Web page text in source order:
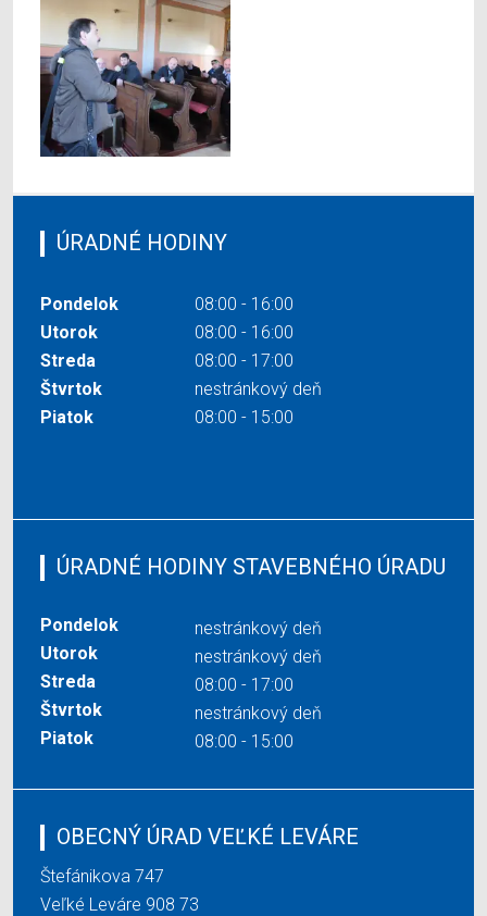
ÚRADNÉ HODINY
Pondelok
08:00 - 16:00
Utorok
08:00 - 16:00
Streda
08:00 - 17:00
Štvrtok
nestránkový deň
Piatok
08:00 - 15:00
ÚRADNÉ HODINY STAVEBNÉHO ÚRADU
Pondelok
nestránkový deň
Utorok
nestránkový deň
Streda
08:00 - 17:00
Štvrtok
nestránkový deň
Piatok
08:00 - 15:00
OBECNÝ ÚRAD VEĽKÉ LEVÁRE
Štefánikova 747
Veľké Leváre 908 73